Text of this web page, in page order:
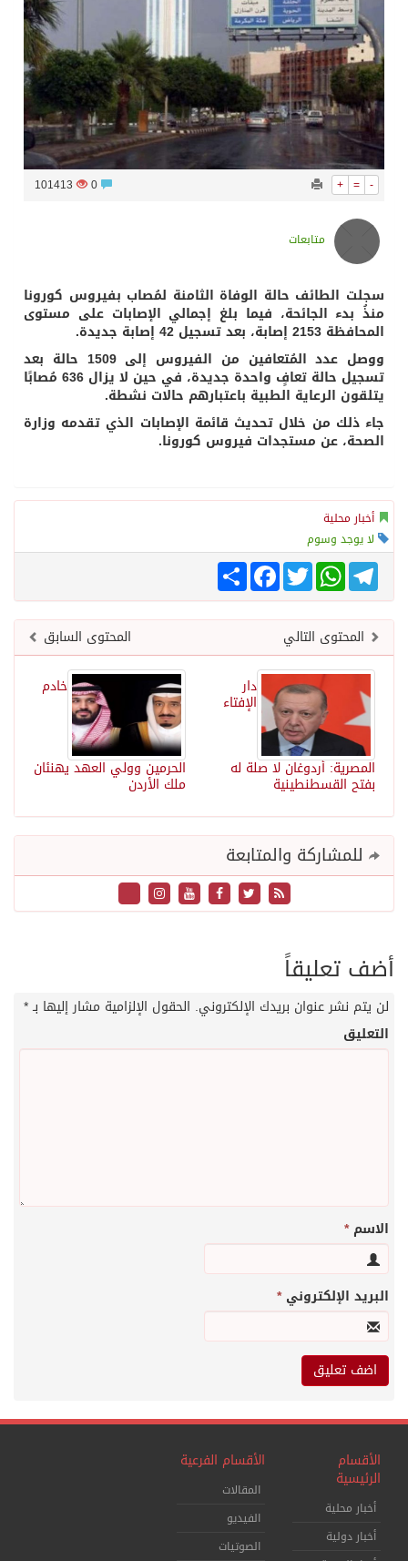
وزارة الحج والعمرة تعلن بدء وصول ضيوف الرحمن إلى المملكة لأداء فريضة الحج
المملكة تؤكد أهمية استمرارية العمليات التشغيلية البحرية وضمان حماية إمدادات الطاقة وسلاسل الإمداد
المحكمة العليا غدٍ الخميس هو المكمل لشهر رمضان
+ = -
101413
متابعات
سجلت الطائف حالة الوفاة الثامنة لمُصاب بفيروس كورونا
منذُ بدء الجائحة، فيما بلغ إجمالي الإصابات على مستوى
المحافظة 2153 إصابة، بعد تسجيل 42 إصابة جديدة.
ووصل عدد المُتعافين من الفيروس إلى 1509 حالة بعد
تسجيل حالة تعافٍ واحدة جديدة، في حين لا يزال 636 مُصابًا
يتلقون الرعاية الطبية باعتبارهم حالات نشطة.
جاء ذلك من خلال تحديث قائمة الإصابات الذي تقدمه وزارة
الصحة، عن مستجدات فيروس كورونا.
أخبار محلية
لا يوجد وسوم
انشر
FacebookTwitter
WhatsAppTelegram
المحتوى السابق
المحتوى التالي
خادم
الحرمين وولي العهد يهنئان
ملك الأردن
دار
الإفتاء
المصرية: أردوغان لا صلة له
بفتح القسطنطينية
للمشاركة والمتابعة
أضف تعليقاً
لن يتم نشر عنوان بريدك الإلكتروني. الحقول الإلزامية مشار إليها بـ*
التعليق
الاسم*
البريد الإلكتروني*
الأقسام
الرئيسية
أخبار محلية
أخبار دولية
الأقسام الفرعية
المقالات
الفيديو
الصوتيات